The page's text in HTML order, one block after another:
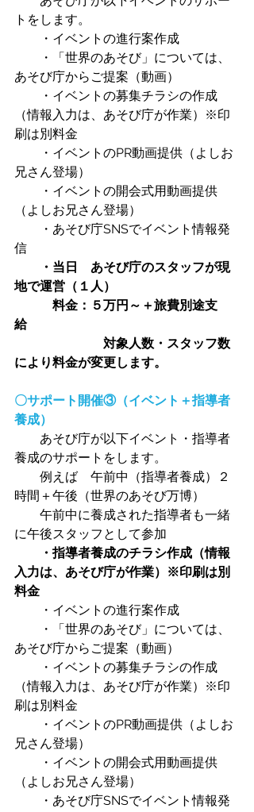
トをします。
・イベントの進行案作成
・「世界のあそび」については、
あそび庁からご提案（動画）
・イベントの募集チラシの作成
（情報入力は、あそび庁が作業）※印
刷は別料金
・イベントのPR動画提供（よしお
兄さん登場）
・イベントの開会式用動画提供
（よしお兄さん登場）
・あそび庁SNSでイベント情報発
信
・当日　あそび庁のスタッフが現
地で運営（１人）
料金：５万円～＋旅費別途支
給
対象人数・スタッフ数
により料金が変更します。
〇サポート開催③（イベント＋指導者
養成）
あそび庁が以下イベント・指導者
養成のサポートをします。
例えば　午前中（指導者養成）２
時間＋午後（世界のあそび万博）
午前中に養成された指導者も一緒
に午後スタッフとして参加
・指導者養成のチラシ作成（情報
入力は、あそび庁が作業）※印刷は別
料金
・イベントの進行案作成
・「世界のあそび」については、
あそび庁からご提案（動画）
・イベントの募集チラシの作成
（情報入力は、あそび庁が作業）※印
刷は別料金
・イベントのPR動画提供（よしお
兄さん登場）
・イベントの開会式用動画提供
（よしお兄さん登場）
・あそび庁SNSでイベント情報発